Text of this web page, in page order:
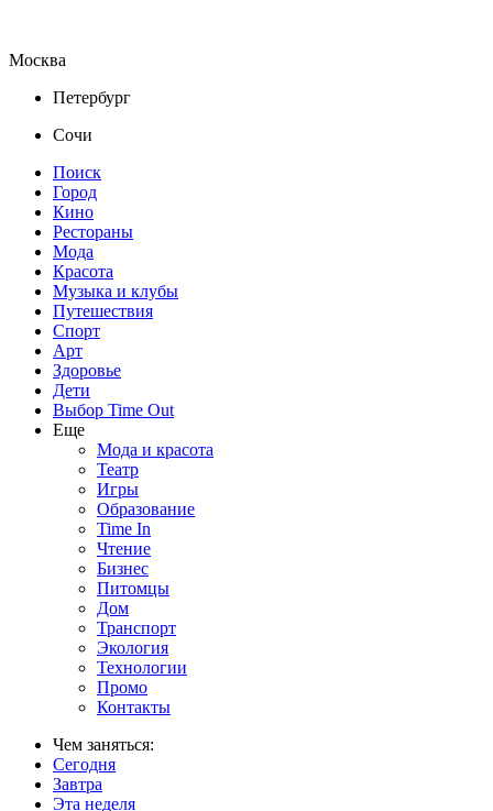
Москва
Петербург
Сочи
Поиск
Город
Кино
Рестораны
Мода
Красота
Музыка и клубы
Путешествия
Спорт
Арт
Здоровье
Дети
Выбор Time Out
Еще
Мода и красота
Театр
Игры
Образование
Time In
Чтение
Бизнес
Питомцы
Дом
Транспорт
Экология
Технологии
Промо
Контакты
Чем заняться:
Сегодня
Завтра
Эта неделя